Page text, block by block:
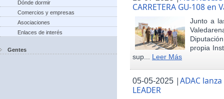
Dónde dormir
Comercios y empresas
Asociaciones
Enlaces de interés
Gentes
CARRETERA GU-108 en
Junto a
propia
sup... Leer Más
05-05-2025 |ADAC
LEADER